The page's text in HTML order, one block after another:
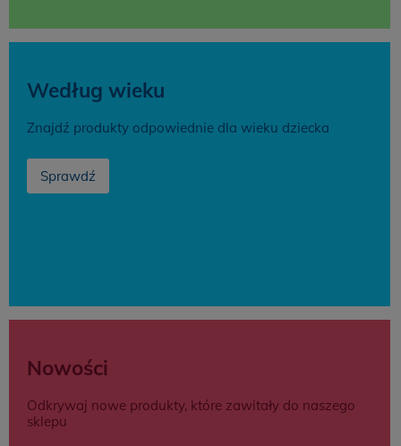
Według wieku
Znajdź produkty odpowiednie dla wieku dziecka
Sprawdź
Nowości
Odkrywaj nowe produkty, które zawitały do naszego
sklepu